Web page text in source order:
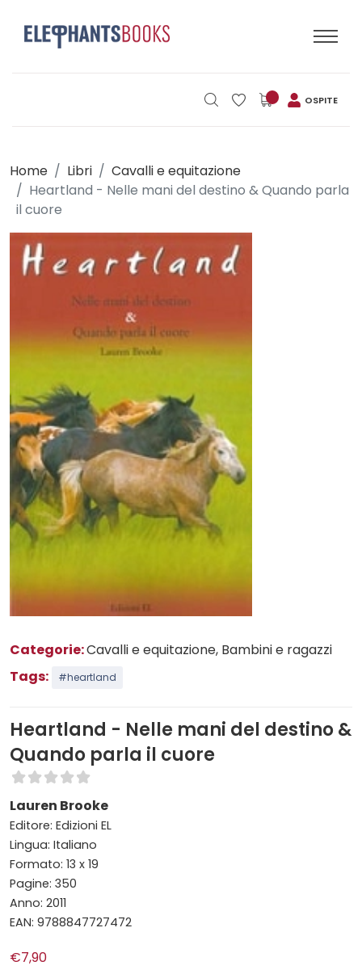
OSPITE
Home Libri
Cavalli e equitazione
Heartland - Nelle mani del destino & Quando parla
il cuore
Categorie:Cavalli e equitazione, Bambini e ragazzi
Tags:
#heartland
Heartland - Nelle mani del destino &
Quando parla il cuore
Lauren Brooke
Editore: Edizioni EL
Lingua: Italiano
Formato: 13 x 19
Pagine: 350
Anno: 2011
EAN: 9788847727472
€7,90